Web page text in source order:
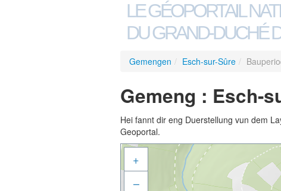
LE GÉOPORTAIL
DU GRAND-DUCHÉ
Gemengen / Esch-sur-Sûre /
Gemeng : Esch-
Hei fannt dir eng Duerstellung vun dem
Geoportal.
+
–